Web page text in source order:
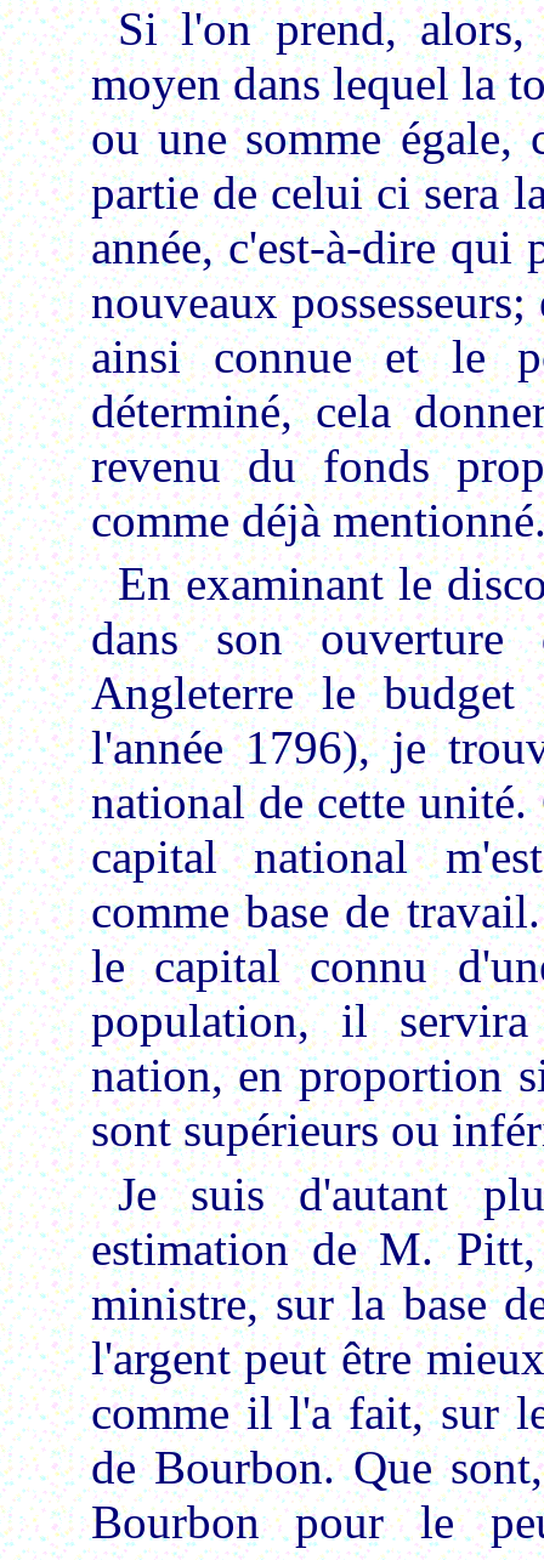
Si l'on prend, alors,
moyen dans lequel la
ou une somme
partie de celui ci sera
année, c'est-à-dire qui
nouveaux
ainsi connue et le
déterminé, cela
revenu du fonds
comme déjà
En examinant le
dans son
Angleterre le
l'année 1796), je
national de cette
capital national
comme base de
le capital connu
population, il
nation, en proportion
sont supérieurs ou
Je suis d'autant
estimation de M.
ministre, sur la base
l'argent peut être
comme il l'a fait, sur
de Bourbon. Que
Bourbon pour le